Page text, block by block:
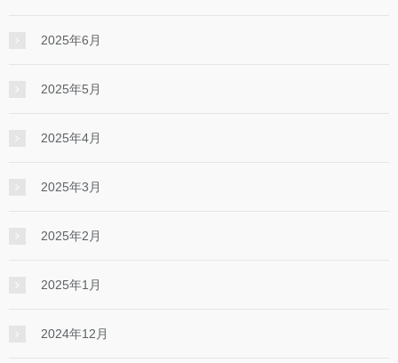
2025年6月
2025年5月
2025年4月
2025年3月
2025年2月
2025年1月
2024年12月